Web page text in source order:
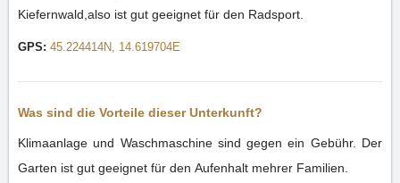
Kiefernwald,also ist gut geeignet für den Radsport.
GPS: 45.224414N, 14.619704E
Was sind die Vorteile dieser Unterkunft?
Klimaanlage und Waschmaschine sind gegen ein Gebühr. Der
Garten ist gut geeignet für den Aufenhalt mehrer Familien.